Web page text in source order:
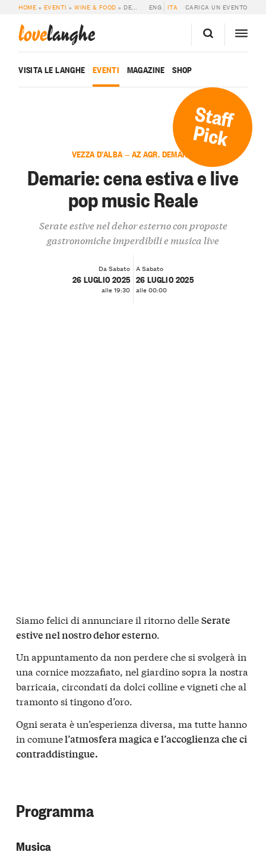
HOME » EVENTI »WINE & FOOD » DEMARIE: CENA ESTIVA E LIVE POP MUSIC REALE ENG ITA CARICA UN EVENTO
lovelanghe
VISITA LE LANGHE EVENTI MAGAZINE SHOP
Staff
Pick
VEZZA D’ALBA — AZ AGR. DEMARIE
Demarie: cena estiva e live
pop music Reale
Serate estive nel dehor esterno con proposte
gastronomiche imperdibili e musica live
Da Sabato
26 LUGLIO 2025
alle 19:30
A Sabato
26 LUGLIO 2025
alle 00:00
Siamo felici di annunciare il ritorno delleSerate
estive nel nostro dehor esterno.
Un appuntamento da non perdere che si svolgerà in
una cornice mozzafiato, nel giardino sopra la nostra
barricaia, circondati da dolci colline e vigneti che al
tramonto si tingono d’oro.
Ogni serata è un’esperienza diversa, ma tutte hanno
in comunel’atmosfera magica e l’accoglienza che ci
contraddistingue.
Programma
Musica